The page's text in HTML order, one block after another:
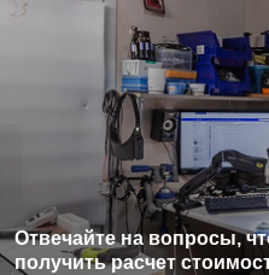
Отвечайте на вопросы,
получить расчет